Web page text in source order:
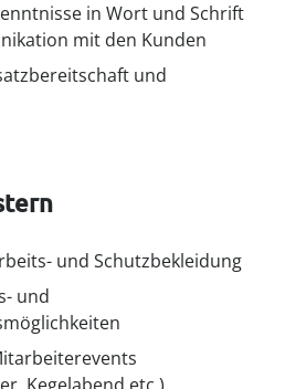
in Wort und Schrift
mit den Kunden
und
und Schutzbekleidung
und